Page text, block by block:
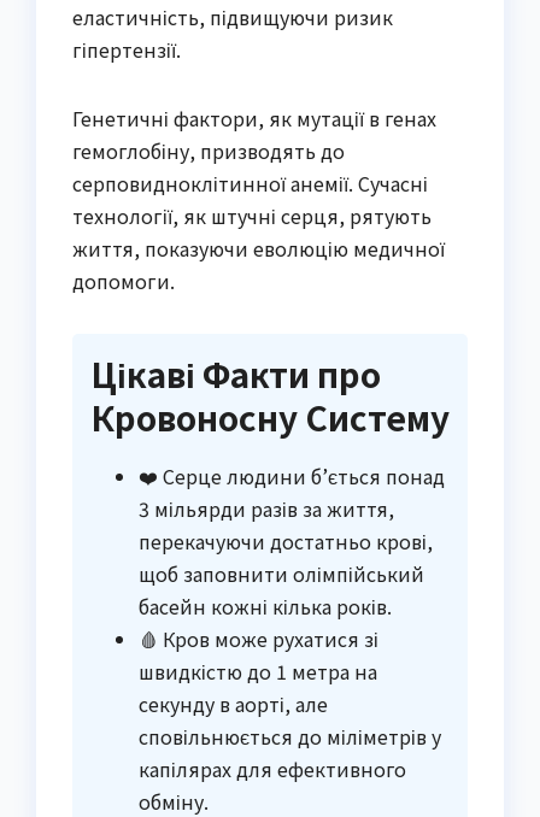
еластичність, підвищуючи ризик
гіпертензії.
Генетичні фактори, як мутації в генах
гемоглобіну, призводять до
серповидноклітинної анемії. Сучасні
технології, як штучні серця, рятують
життя, показуючи еволюцію медичної
допомоги.
Цікаві Факти про
Кровоносну Систему
❤️ Серце людини б’ється понад
3 мільярди разів за життя,
перекачуючи достатньо крові,
щоб заповнити олімпійський
басейн кожні кілька років.
🩸 Кров може рухатися зі
швидкістю до 1 метра на
секунду в аорті, але
сповільнюється до міліметрів у
капілярах для ефективного
обміну.